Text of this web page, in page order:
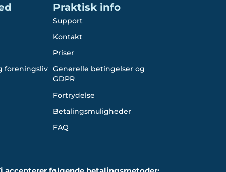
foreningsliv
Praktisk info
Support
Kontakt
Priser
Generelle betingelser og
GDPR
Fortrydelse
Betalingsmuligheder
FAQ